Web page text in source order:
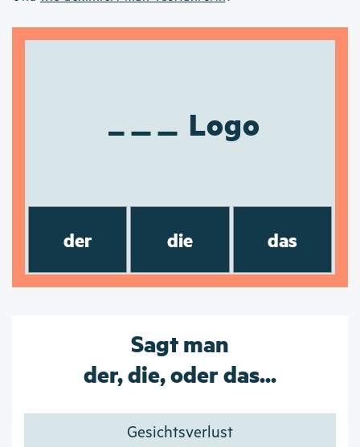
Logo
der die das
Sagt man
der, die, oder das...
Gesichtsverlust